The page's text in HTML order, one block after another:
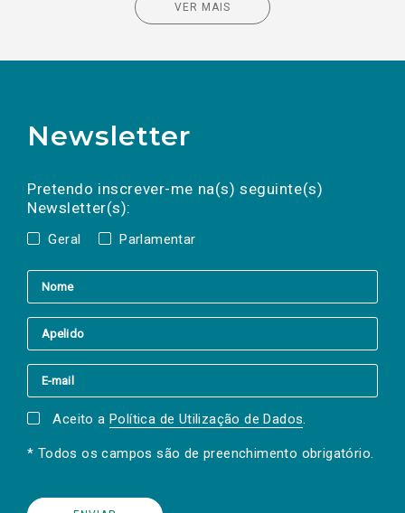
VER MAIS
Newsletter
Pretendo inscrever-me na(s) seguinte(s)
Newsletter(s):
Geral Parlamentar
a(s) newsletter(s).
mail
Aceito a Política de Utilização de Dados.
* Todos os campos são de preenchimento obrigatório.